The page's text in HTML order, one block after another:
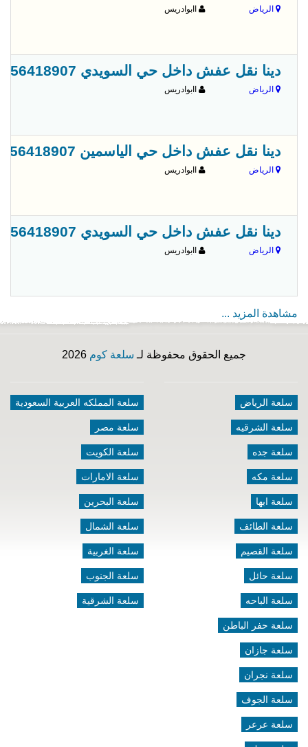
الرياض اابوادريس
دينا نقل عفش داخل حي السويدي 0556418907
الرياض اابوادريس
دينا نقل عفش داخل حي الياسمين 0556418907
الرياض اابوادريس
دينا نقل عفش داخل حي السويدي 0556418907
الرياض اابوادريس
مشاهدة المزيد ...
جميع الحقوق محفوظة لـ سلعة كوم
سلعة الرياض
سلعة الشرقيه
سلعة جده
سلعة مكه
سلعة ابها
سلعة الطائف
سلعة القصيم
سلعة حائل
سلعة الباحه
سلعة حفر الباطن
سلعة جازان
سلعة نجران
سلعة الجوف
سلعة عرعر
سلعة المملكه العربية السعودية
سلعة مصر
سلعة الكويت
سلعة الامارات
سلعة البحرين
سلعة الشمال
سلعة الغربية
سلعة الجنوب
سلعة الشرقية